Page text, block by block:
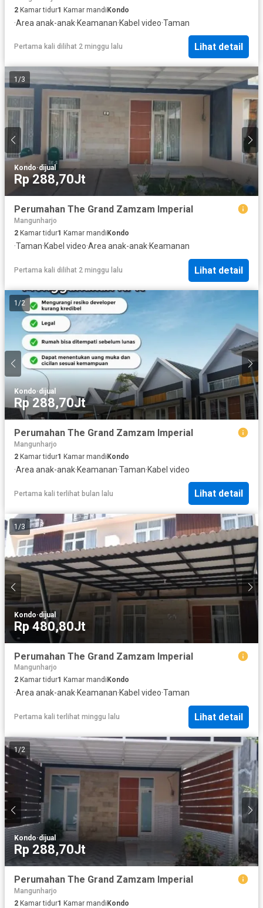
2 Kamar tidur1 Kamar mandiKondo
·Area anak-anak·Keamanan·Kabel video·Taman
Pertama kali dilihat 2 minggu lalu Lihat detail
1 /3
Kondo·dijual
Rp 288,70Jt
Perumahan The Grand Zamzam Imperial
Mangunharjo
2 Kamar tidur1 Kamar mandi Kondo
·Taman·Kabel video·Area anak-anak·Keamanan
Pertama kali dilihat 2 minggu lalu Lihat detail
1 /2
Kondo·dijual
Rp 288,70Jt
Perumahan The Grand Zamzam Imperial
Mangunharjo
2 Kamar tidur1 Kamar mandiKondo
·Area anak-anak·Keamanan·Taman·Kabel video
Pertama kali terlihat bulan lalu Lihat detail
1 /3
Kondo·dijual
Rp 480,80Jt
Perumahan The Grand Zamzam Imperial
Mangunharjo
2 Kamar tidur1 Kamar mandi Kondo
·Area anak-anak·Keamanan·Kabel video·Taman
Pertama kali terlihat minggu lalu Lihat detail
1/2
Kondo·dijual
Rp 288,70Jt
Perumahan The Grand Zamzam Imperial
Mangunharjo
2 Kamar tidur1 Kamar mandiKondo